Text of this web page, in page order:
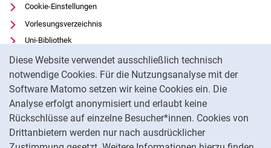
Diese Website verwendet ausschließlich technisch
notwendige Cookies. Für die Nutzungsanalyse mit der
Software Matomo setzen wir keine Cookies ein. Die
Analyse erfolgt anonymisiert und erlaubt keine
Rückschlüsse auf einzelne Besucher*innen. Cookies von
Drittanbietern werden nur nach ausdrücklicher
Cookie-Einstellungen
Vorlesungsverzeichnis
Uni-Bibliothek
Moodle
Panopto
Datenschutz
Barrierefreiheit
Transparenter KI-Einsatz
Impressum